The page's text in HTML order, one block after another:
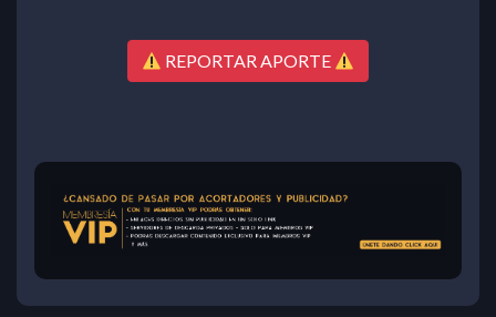
REPORTAR APORTE